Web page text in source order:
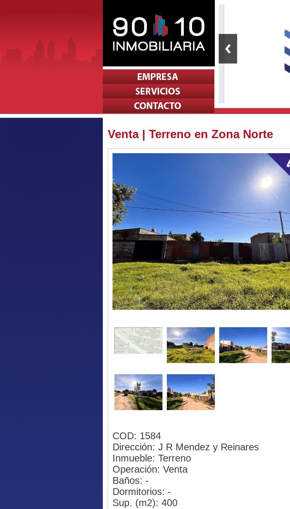
Venta | Terreno en Zona Norte
COD: 1584
Dirección: J R Mendez y Reinares
Inmueble: Terreno
Operación: Venta
Baños: -
Dormitorios: -
Sup. (m2): 400